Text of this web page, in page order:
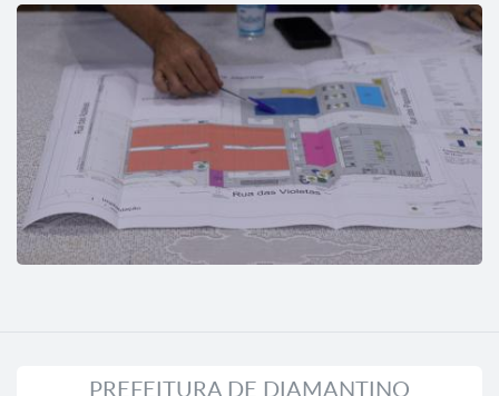
PREFEITURA DE DIAMANTINO